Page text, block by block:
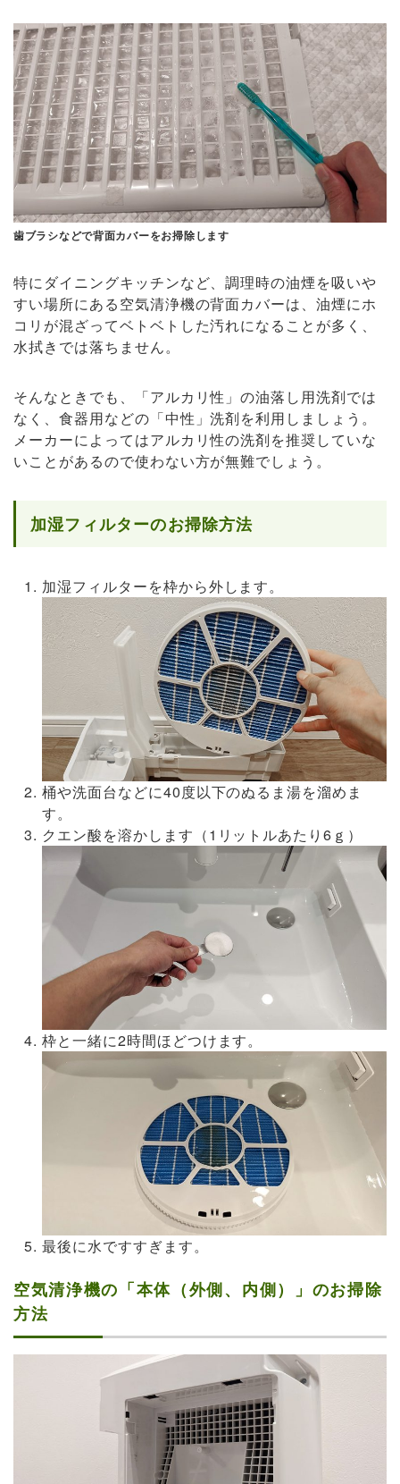
歯ブラシなどで背面カバーをお掃除します
特にダイニングキッチンなど、調理時の油煙を吸いや
すい場所にある空気清浄機の背面カバーは、油煙にホ
コリが混ざってベトベトした汚れになることが多く、
水拭きでは落ちません。
そんなときでも、「アルカリ性」の油落し用洗剤では
なく、食器用などの「中性」洗剤を利用しましょう。
メーカーによってはアルカリ性の洗剤を推奨していな
いことがあるので使わない方が無難でしょう。
加湿フィルターのお掃除方法
加湿フィルターを枠から外します。
桶や洗面台などに40度以下のぬるま湯を溜めま
す。
クエン酸を溶かします（1リットルあたり6ｇ）
枠と一緒に2時間ほどつけます。
最後に水ですすぎます。
空気清浄機の「本体（外側、内側）」のお掃除
方法